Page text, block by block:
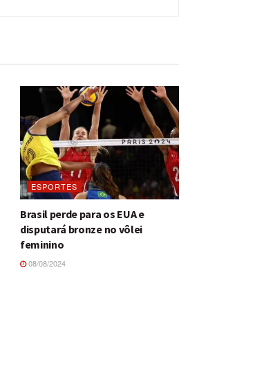
ESPORTES
Brasil perde para os EUA e
disputará bronze no vôlei
feminino
08/08/2024